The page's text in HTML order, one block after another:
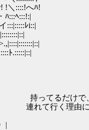
＼::::!へﾊ!
:::!:|
ﾚi::|
.:::::|::|
で、こなた
理由にはな
|